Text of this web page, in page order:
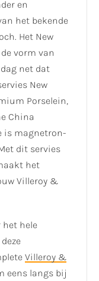
en
het bekende
Het New
vorm van
net dat
New
Porselein,
China
is magnetron-
dit servies
het
Villeroy &
het hele
Villeroy &
eens langs bij